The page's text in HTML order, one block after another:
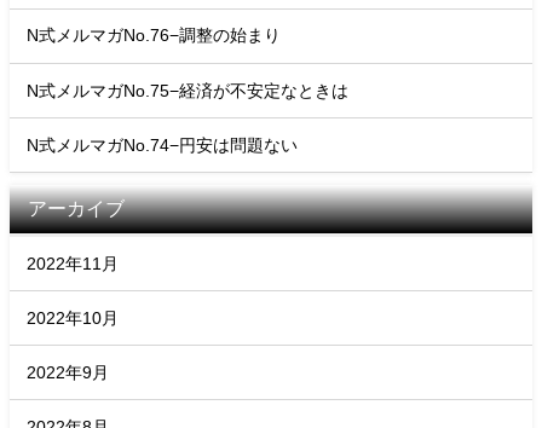
N式メルマガNo.76−調整の始まり
N式メルマガNo.75−経済が不安定なときは
N式メルマガNo.74−円安は問題ない
アーカイブ
2022年11月
2022年10月
2022年9月